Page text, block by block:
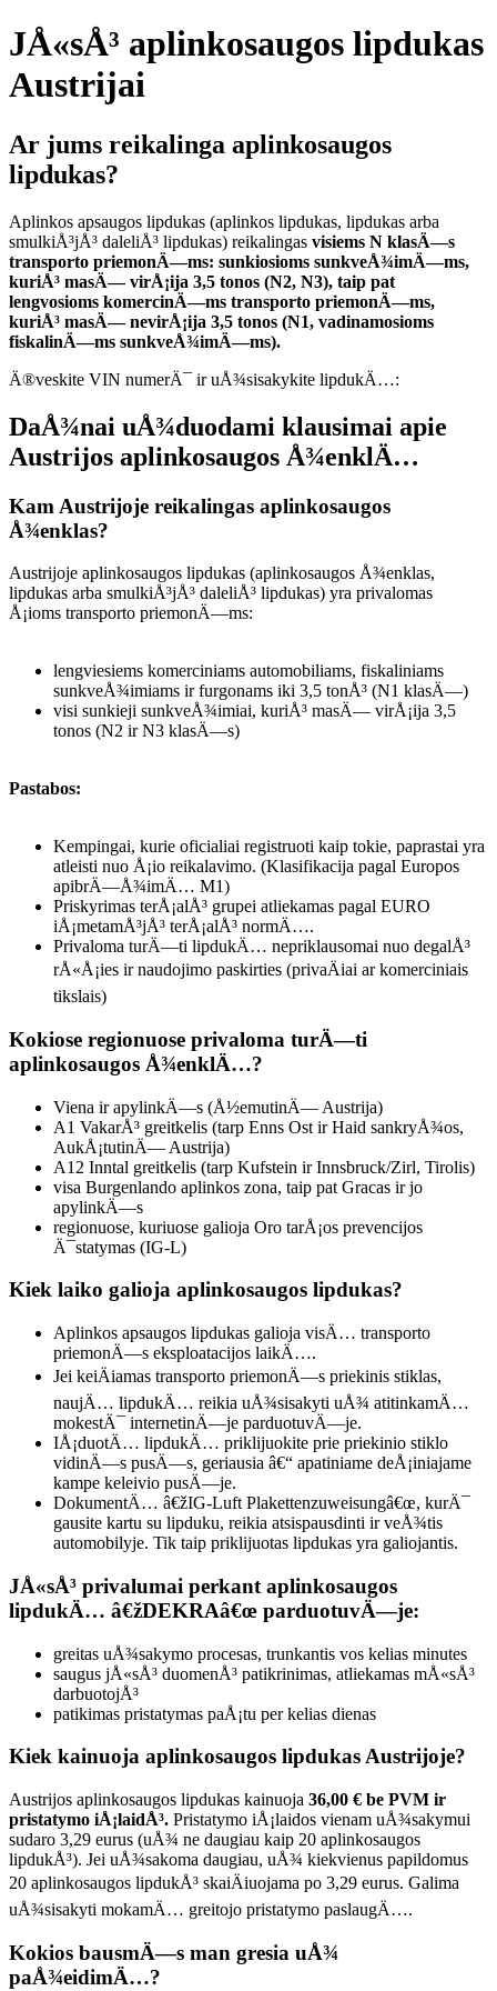
JÅ«sÅ³ aplinkosaugos lipdukas
Austrijai
Ar jums reikalinga aplinkosaugos
lipdukas?
Aplinkos apsaugos lipdukas (aplinkos lipdukas, lipdukas arba
smulkiÅ³jÅ³ daleliÅ³ lipdukas) reikalingas visiems N klasÄ—s
transporto priemonÄ—ms: sunkiosioms sunkveÅ¾imÄ—ms,
kuriÅ³ masÄ— virÅ¡ija 3,5 tonos (N2, N3), taip pat
lengvosioms komercinÄ—ms transporto priemonÄ—ms,
kuriÅ³ masÄ— nevirÅ¡ija 3,5 tonos (N1, vadinamosioms
fiskalinÄ—ms sunkveÅ¾imÄ—ms).
Ä®veskite VIN numerÄ¯ ir uÅ¾sisakykite lipdukÄ…:
DaÅ¾nai uÅ¾duodami klausimai apie
Austrijos aplinkosaugos Å¾enklÄ…
Kam Austrijoje reikalingas aplinkosaugos
Å¾enklas?
Austrijoje aplinkosaugos lipdukas (aplinkosaugos Å¾enklas,
lipdukas arba smulkiÅ³jÅ³ daleliÅ³ lipdukas) yra privalomas
Å¡ioms transporto priemonÄ—ms:
lengviesiems komerciniams automobiliams, fiskaliniams
sunkveÅ¾imiams ir furgonams iki 3,5 tonÅ³ (N1 klasÄ—)
visi sunkieji sunkveÅ¾imiai, kuriÅ³ masÄ— virÅ¡ija 3,5
tonos (N2 ir N3 klasÄ—s)
Pastabos:
Kempingai, kurie oficialiai registruoti kaip tokie, paprastai yra
atleisti nuo Å¡io reikalavimo. (Klasifikacija pagal Europos
apibrÄ—Å¾imÄ… M1)
Priskyrimas terÅ¡alÅ³ grupei atliekamas pagal EURO
iÅ¡metamÅ³jÅ³ terÅ¡alÅ³ normÄ….
Privaloma turÄ—ti lipdukÄ… nepriklausomai nuo degalÅ³
rÅ«Å¡ies ir naudojimo paskirties (privaÄiai ar komerciniais
tikslais)
Kokiose regionuose privaloma turÄ—ti
aplinkosaugos Å¾enklÄ…?
Viena ir apylinkÄ—s (Å½emutinÄ— Austrija)
A1 VakarÅ³ greitkelis (tarp Enns Ost ir Haid sankryÅ¾os,
AukÅ¡tutinÄ— Austrija)
A12 Inntal greitkelis (tarp Kufstein ir Innsbruck/Zirl, Tirolis)
visa Burgenlando aplinkos zona, taip pat Gracas ir jo
apylinkÄ—s
regionuose, kuriuose galioja Oro tarÅ¡os prevencijos
Ä¯statymas (IG-L)
Kiek laiko galioja aplinkosaugos lipdukas?
Aplinkos apsaugos lipdukas galioja visÄ… transporto
priemonÄ—s eksploatacijos laikÄ….
Jei keiÄiamas transporto priemonÄ—s priekinis stiklas,
naujÄ… lipdukÄ… reikia uÅ¾sisakyti uÅ¾ atitinkamÄ…
mokestÄ¯ internetinÄ—je parduotuvÄ—je.
IÅ¡duotÄ… lipdukÄ… priklijuokite prie priekinio stiklo
vidinÄ—s pusÄ—s, geriausia â€“ apatiniame deÅ¡iniajame
kampe keleivio pusÄ—je.
DokumentÄ… â€žIG-Luft Plakettenzuweisungâ€œ, kurÄ¯
gausite kartu su lipduku, reikia atsispausdinti ir veÅ¾tis
automobilyje. Tik taip priklijuotas lipdukas yra galiojantis.
JÅ«sÅ³ privalumai perkant aplinkosaugos
lipdukÄ… â€žDEKRAâ€œ parduotuvÄ—je:
greitas uÅ¾sakymo procesas, trunkantis vos kelias minutes
saugus jÅ«sÅ³ duomenÅ³ patikrinimas, atliekamas mÅ«sÅ³
darbuotojÅ³
patikimas pristatymas paÅ¡tu per kelias dienas
Kiek kainuoja aplinkosaugos lipdukas Austrijoje?
Austrijos aplinkosaugos lipdukas kainuoja 36,00 € be PVM ir
pristatymo iÅ¡laidÅ³. Pristatymo iÅ¡laidos vienam uÅ¾sakymui
sudaro 3,29 eurus (uÅ¾ ne daugiau kaip 20 aplinkosaugos
lipdukÅ³). Jei uÅ¾sakoma daugiau, uÅ¾ kiekvienus papildomus
20 aplinkosaugos lipdukÅ³ skaiÄiuojama po 3,29 eurus. Galima
uÅ¾sisakyti mokamÄ… greitojo pristatymo paslaugÄ….
Kokios bausmÄ—s man gresia uÅ¾
paÅ¾eidimÄ…?